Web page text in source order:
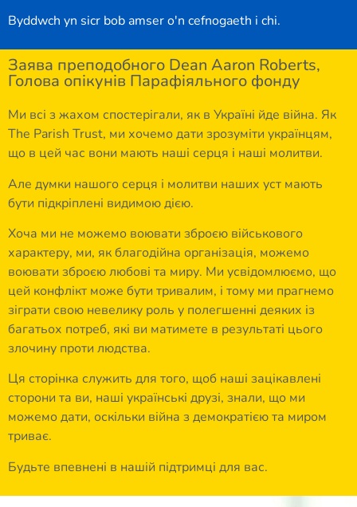
Byddwch yn sicr bob amser o'n cefnogaeth i chi.
Заява преподобного Dean Aaron Roberts,
Голова опікунів Парафіяльного фонду
Ми всі з жахом спостерігали, як в Україні йде війна. Як
The Parish Trust, ми хочемо дати зрозуміти українцям,
що в цей час вони мають наші серця і наші молитви.
Але думки нашого серця і молитви наших уст мають
бути підкріплені видимою дією.
Хоча ми не можемо воювати зброєю військового
характеру, ми, як благодійна організація, можемо
воювати зброєю любові та миру. Ми усвідомлюємо, що
цей конфлікт може бути тривалим, і тому ми прагнемо
зіграти свою невелику роль у полегшенні деяких із
багатьох потреб, які ви матимете в результаті цього
злочину проти людства.
Ця сторінка служить для того, щоб наші зацікавлені
сторони та ви, наші українські друзі, знали, що ми
можемо дати, оскільки війна з демократією та миром
триває.
Будьте впевнені в нашій підтримці для вас.